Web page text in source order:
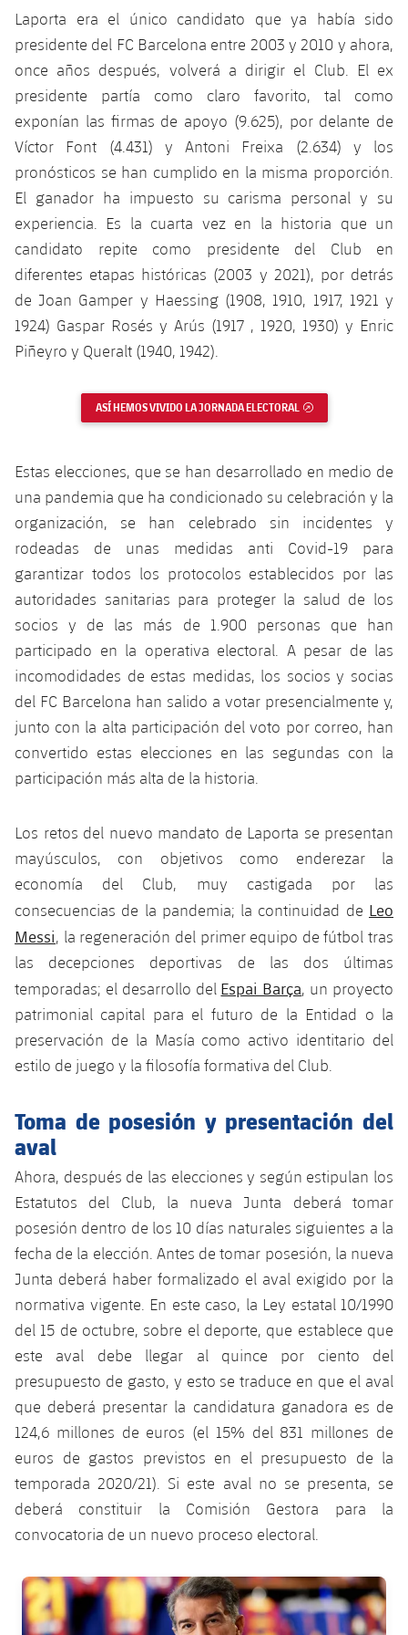
Laporta era el único candidato que ya había sido
presidente del FC Barcelona entre 2003 y 2010 y ahora,
once años después, volverá a dirigir el Club. El ex
presidente partía como claro favorito, tal como
exponían las firmas de apoyo (9.625), por delante de
Víctor Font (4.431) y Antoni Freixa (2.634) y los
pronósticos se han cumplido en la misma proporción.
El ganador ha impuesto su carisma personal y su
experiencia. Es la cuarta vez en la historia que un
candidato repite como presidente del Club en
diferentes etapas históricas (2003 y 2021), por detrás
de Joan Gamper y Haessing (1908, 1910, 1917, 1921 y
1924) Gaspar Rosés y Arús (1917 , 1920, 1930) y Enric
Piñeyro y Queralt (1940, 1942).
ASÍ HEMOS VIVIDO LA JORNADA ELECTORAL ENLACE EXTERNO
Estas elecciones, que se han desarrollado en medio de
una pandemia que ha condicionado su celebración y la
organización, se han celebrado sin incidentes y
rodeadas de unas medidas anti Covid-19 para
garantizar todos los protocolos establecidos por las
autoridades sanitarias para proteger la salud de los
socios y de las más de 1.900 personas que han
participado en la operativa electoral. A pesar de las
incomodidades de estas medidas, los socios y socias
del FC Barcelona han salido a votar presencialmente y,
junto con la alta participación del voto por correo, han
convertido estas elecciones en las segundas con la
participación más alta de la historia.
Los retos del nuevo mandato de Laporta se presentan
mayúsculos, con objetivos como enderezar la
economía del Club, muy castigada por las
consecuencias de la pandemia; la continuidad de Leo
Messi, la regeneración del primer equipo de fútbol tras
las decepciones deportivas de las dos últimas
temporadas; el desarrollo del Espai Barça, un proyecto
patrimonial capital para el futuro de la Entidad o la
preservación de la Masía como activo identitario del
estilo de juego y la filosofía formativa del Club.
Toma de posesión y presentación del
aval
Ahora, después de las elecciones y según estipulan los
Estatutos del Club, la nueva Junta deberá tomar
posesión dentro de los 10 días naturales siguientes a la
fecha de la elección. Antes de tomar posesión, la nueva
Junta deberá haber formalizado el aval exigido por la
normativa vigente. En este caso, la Ley estatal 10/1990
del 15 de octubre, sobre el deporte, que establece que
este aval debe llegar al quince por ciento del
presupuesto de gasto, y esto se traduce en que el aval
que deberá presentar la candidatura ganadora es de
124,6 millones de euros (el 15% del 831 millones de
euros de gastos previstos en el presupuesto de la
temporada 2020/21). Si este aval no se presenta, se
deberá constituir la Comisión Gestora para la
convocatoria de un nuevo proceso electoral.
FC Barcelona club badge